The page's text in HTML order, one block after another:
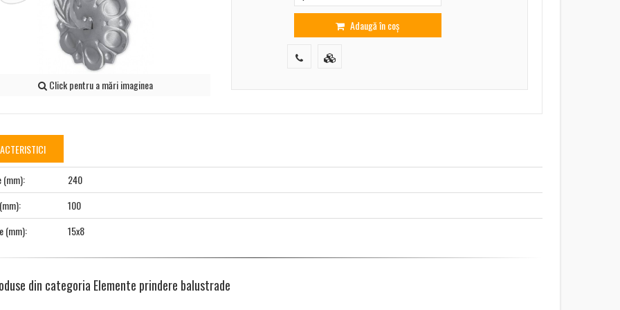
Click pentru a mări imaginea
Adaugă în coș
(mm):
240
100
(mm):
15x8
din categoria Elemente prindere balustrade